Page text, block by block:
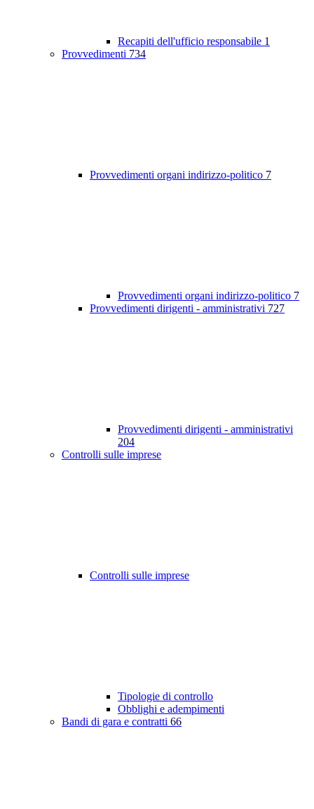
Recapiti dell'ufficio responsabile 1
Provvedimenti 734
Provvedimenti organi indirizzo-politico 7
Provvedimenti organi indirizzo-politico 7
Provvedimenti dirigenti - amministrativi 727
Provvedimenti dirigenti - amministrativi
204
Controlli sulle imprese
Controlli sulle imprese
Tipologie di controllo
Obblighi e adempimenti
Bandi di gara e contratti 66